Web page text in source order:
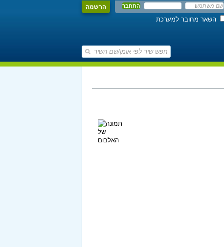
הרשמה
השאר מחובר למערכת